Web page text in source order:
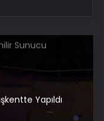
Sunucu
Yapıldı